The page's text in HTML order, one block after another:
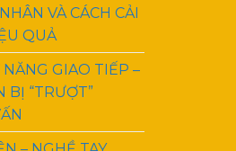
VÀ CÁCH CẢI
QUẢ
NĂNG GIAO TIẾP –
BỊ “TRƯỢT”